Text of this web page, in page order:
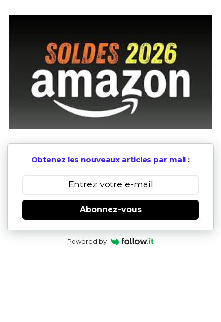
Obtenez les nouveaux articles par mail :
Abonnez-vous
Powered by